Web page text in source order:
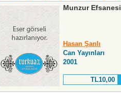
Munzur Efsanesi
Hasan Şanlı
Can Yayınları
2001
TL10,00